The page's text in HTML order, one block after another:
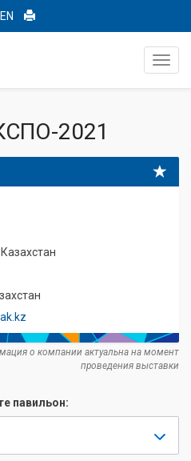
EN
2021
о компании актуальна на момент
проведения выставки
павильон: